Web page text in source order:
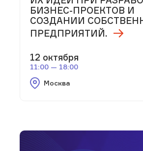
БИЗНЕС-ПРОЕКТОВ И
СОЗДАНИИ
ПРЕДПРИЯТИЙ.
12 октября
11:00 — 18:00
Москва